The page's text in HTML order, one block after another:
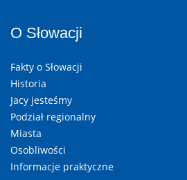
O Słowacji
Fakty o Słowacji
Historia
Jacy jesteśmy
Podział regionalny
Miasta
Osobliwości
Informacje praktyczne